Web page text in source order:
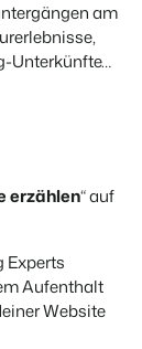
am
Unterkünfte…
erzählen“ auf
Experts
Aufenthalt
Website